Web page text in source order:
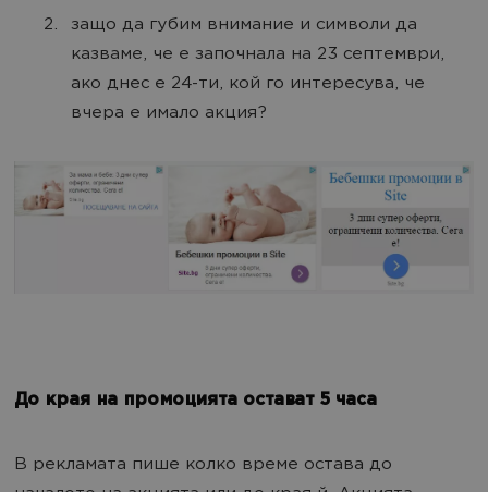
защо да губим внимание и символи да
казваме, че е започнала на 23 септември,
ако днес е 24-ти, кой го интересува, че
вчера е имало акция?
До края на промоцията остават 5 часа
В рекламата пише колко време остава до